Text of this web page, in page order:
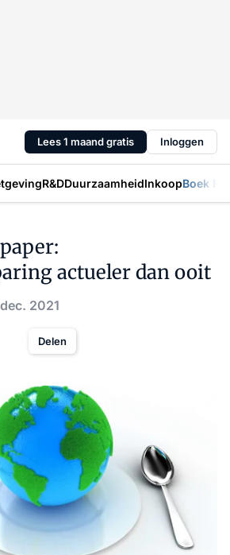
Lees 1 maand gratis Inloggen
R&DDuurzaamheidInkoopBoek
actueler dan ooit
2021
Delen